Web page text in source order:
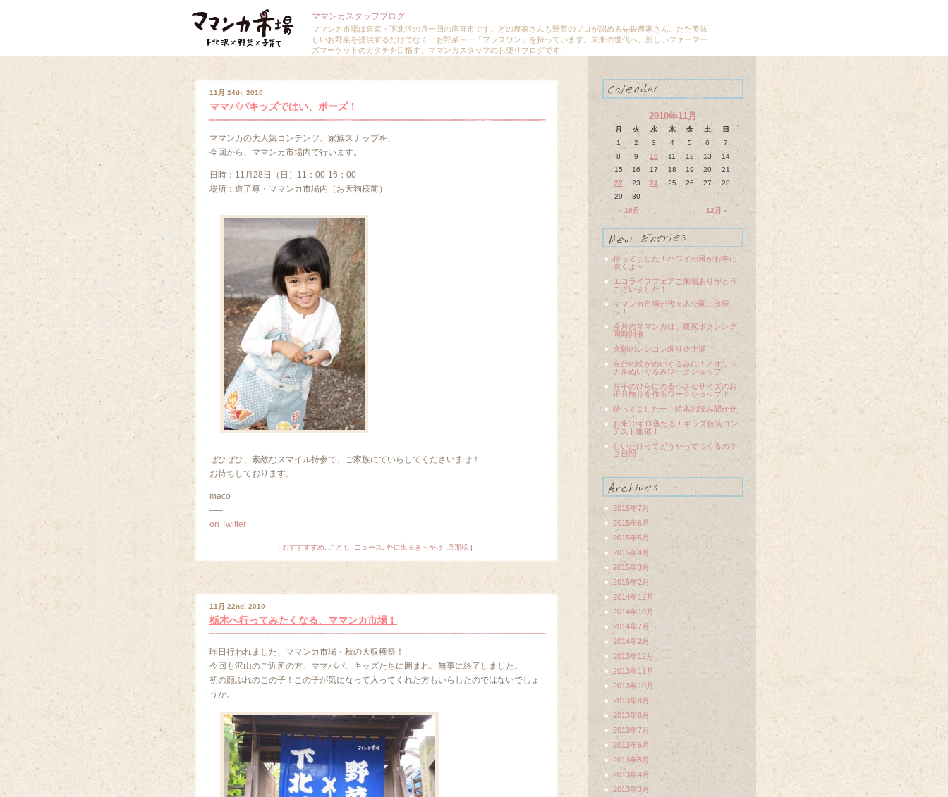
ママンカスタッフブログ
ママンカ市場は東京・下北沢の月一回の産直市です。どの農家さんも野菜のプロが認める先鋭農家さん。ただ美味
しいお野菜を提供するだけでなく、お野菜＋一「プラスワン」を持っています。未来の世代へ、新しいファーマー
ズマーケットのカタチを目指す、ママンカスタッフのお便りブログです！
11月 24th, 2010
ママパパキッズではい、ポーズ！
ママンカの大人気コンテンツ、家族スナップを、
今回から、ママンカ市場内で行います。
日時：11月28日（日）11：00-16：00
場所：道了尊・ママンカ市場内（お天狗様前）
ぜひぜひ、素敵なスマイル持参で、ご家族にていらしてくださいませ！
お待ちしております。
maco
—–
on Twitter
| おすすすすめ こども ニュース 外に出るきっかけ 旦那様 |
11月 22nd, 2010
栃木へ行ってみたくなる、ママンカ市場！
昨日行われました、ママンカ市場・秋の大収穫祭！
今回も沢山のご近所の方、ママパパ、キッズたちに囲まれ、無事に終了しました。
初の顔ぶれのこの子！この子が気になって入ってくれた方もいらしたのではないでしょ
うか。
2010年11月
月 火 水 木 金 土 日
« 10月 12月 »
1 2 3 4 5 6
7
8
9 10 11 12 13
14
15
16 17 18 19 20
21
22
23 24 25 26 27
28
29
30
待ってました！ハワイの風がお寺に
吹くよ～
エコライフフェアご来場ありがとう
ございました！
ママンカ市場が代々木公園に出現
ッ！
今月のママンカは、農家ボクシング
同時開催！
念願のレンコン堀り＠土浦！
自分の絵がぬいぐるみに！／オリジ
ナルぬいぐるみワークショップ
片手のひらにのる小さなサイズのお
正月飾りを作るワークショップ！
待ってましたー！絵本の読み聞かせ
お米10キロ当たる！キッズ仮装コン
テスト開催！
しいたけってどうやってつくるの？
２日間
2015年7月
2015年6月
2015年5月
2015年4月
2015年3月
2015年2月
2014年12月
2014年10月
2014年7月
2014年2月
2013年12月
2013年11月
2013年10月
2013年9月
2013年8月
2013年7月
2013年6月
2013年5月
2013年4月
2013年3月